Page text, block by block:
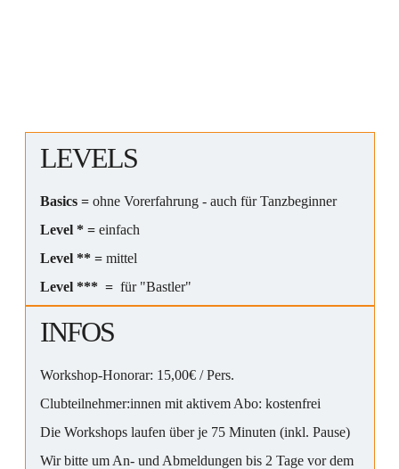
LEVELS
Basics =ohne Vorerfahrung - auch für Tanzbeginner
Level * = einfach
Level ** = mittel
Level *** = für "Bastler"
INFOS
Workshop-Honorar: 15,00€ / Pers.
Clubteilnehmer:innen mit aktivem Abo: kostenfrei
Die Workshops laufen über je 75 Minuten (inkl. Pause)
Wir bitte um An- und Abmeldungen bis 2 Tage vor dem